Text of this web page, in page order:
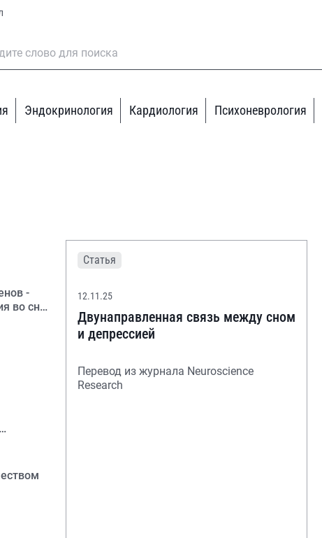
Эндокринология Кардиология Психоневрология
-
во сне
Статья
12.11.25
Двунаправленная связь между сном
и депрессией
Перевод из журнала Neuroscience
Research